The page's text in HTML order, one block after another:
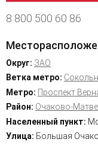
8 800 500 60 86
Округ: ЗАО
Ветка метро:
Метро: Проспект
Район: Очаково-
Населенный пункт:
Улица: Большая